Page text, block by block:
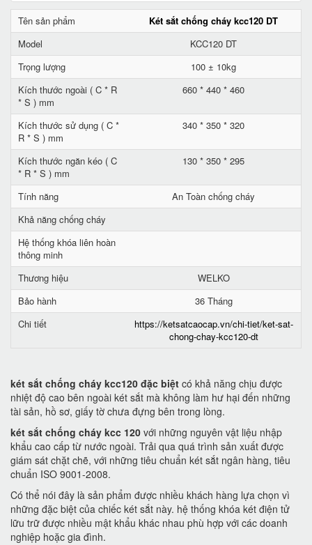
Tên sản phẩm
Két sắt chống cháy kcc120 DT
Model
KCC120 DT
Trọng lượng
100 ± 10kg
Kích thước ngoài ( C * R
* S ) mm
660 * 440 * 460
Kích thước sử dụng ( C *
R * S ) mm
340 * 350 * 320
Kích thước ngăn kéo ( C
* R * S ) mm
130 * 350 * 295
Tính năng
An Toàn chống cháy
Khả năng chống cháy
Hệ thống khóa liên hoàn
thông minh
Thương hiệu
WELKO
Bảo hành
36 Tháng
Chi tiết
https://ketsatcaocap.vn/chi-tiet/ket-sat-
chong-chay-kcc120-dt
két sắt chống cháy kcc120 đặc biệt có khả năng chịu được
nhiệt độ cao bên ngoài két sắt mà không làm hư hại đến những
tài sản, hồ sơ, giấy tờ chưa đựng bên trong lòng.
két sắt chống cháy kcc 120 với những nguyên vật liệu nhập
khẩu cao cấp từ nước ngoài. Trải qua quá trình sản xuất được
giám sát chặt chẽ, với những tiêu chuẩn két sắt ngân hàng, tiêu
chuẩn ISO 9001-2008.
Có thể nói đây là sản phẩm được nhiều khách hàng lựa chọn vì
những đặc biệt của chiếc két sắt này. hệ thống khóa két điện tử
lữu trữ được nhiều mật khẩu khác nhau phù hợp với các doanh
nghiệp hoặc gia đình.